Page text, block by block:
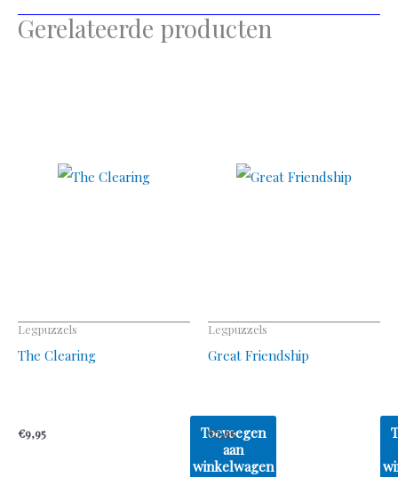
Gerelateerde producten
Legpuzzels
The Clearing
€9,95
Toevoegen
aan
winkelwagen
Legpuzzels
Great Friendship
€7,95